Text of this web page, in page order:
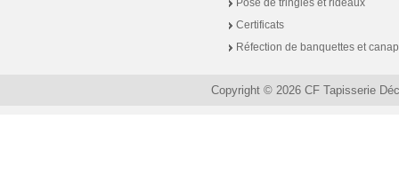
Pose de tringles et rideaux
Certificats
Réfection de banquettes et
Copyright © 2026 CF Tapisserie